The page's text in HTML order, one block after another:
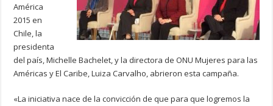
América
2015 en
Chile, la
presidenta
del país, Michelle Bachelet, y la directora de ONU Mujeres para las
Américas y El Caribe, Luiza Carvalho, abrieron esta campaña.
«La iniciativa nace de la convicción de que para que logremos la